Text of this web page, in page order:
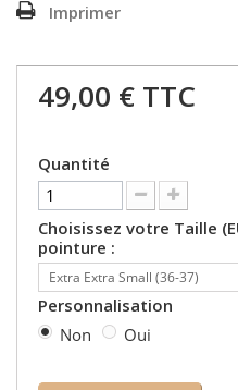
Imprimer
49,00 € TTC
Quantité
Choisissez votre Taille
pointure :
Extra Extra Small (36-37)
Personnalisation
Non
Oui